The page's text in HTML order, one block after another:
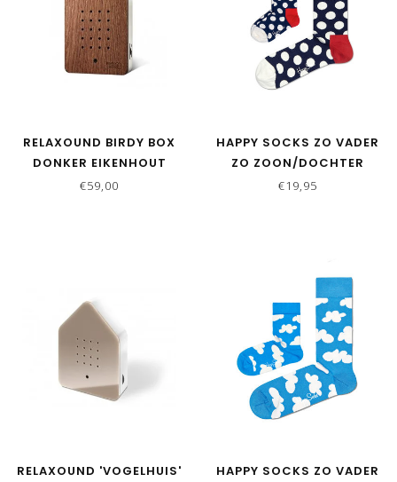
RELAXOUND BIRDY BOX
DONKER EIKENHOUT
€59,00
HAPPY SOCKS ZO VADER
ZO ZOON/DOCHTER
SOKKEN BIG DOTS BLUE
€19,95
RELAXOUND 'VOGELHUIS'
HAPPY SOCKS ZO VADER